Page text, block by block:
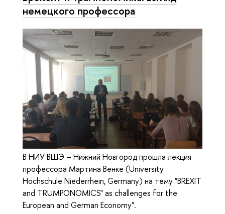
немецкого профессора
В НИУ ВШЭ – Нижний Новгород прошла лекция
профессора Мартина Венке (University
Hochschule Niederrhein, Germany) на тему "BREXIT
and TRUMPONOMICS" as challenges for the
European and German Economy".